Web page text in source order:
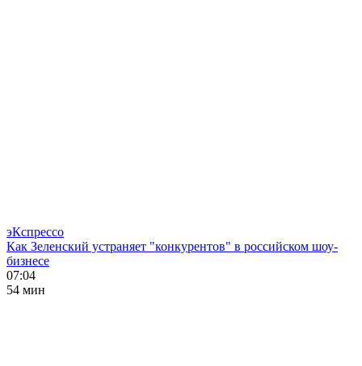
эКспрессо
Как Зеленский устраняет "конкурентов" в российском шоу-
бизнесе
07:04
54 мин